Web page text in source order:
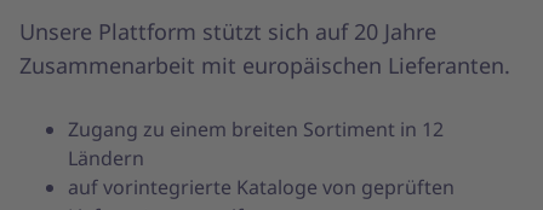
Unsere Plattform stützt sich auf 20 Jahre
Zusammenarbeit mit europäischen Lieferanten.
Zugang zu einem breiten Sortiment in 12
Ländern
auf vorintegrierte Kataloge von geprüften